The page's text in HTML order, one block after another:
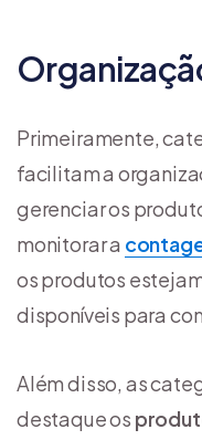
Primeiramente,
facilitam a
gerenciar os
monitorar a
os produtos
disponíveis para
Além disso, as
destaque os